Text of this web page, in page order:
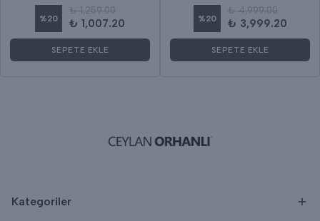
%20
₺ 1,259.00
₺ 1,007.20
SEPETE EKLE
%20
₺ 4,999.00
₺ 3,999.20
SEPETE EKLE
Kategoriler